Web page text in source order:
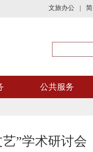
文旅办公 | 简
公共服务
”学术研讨会